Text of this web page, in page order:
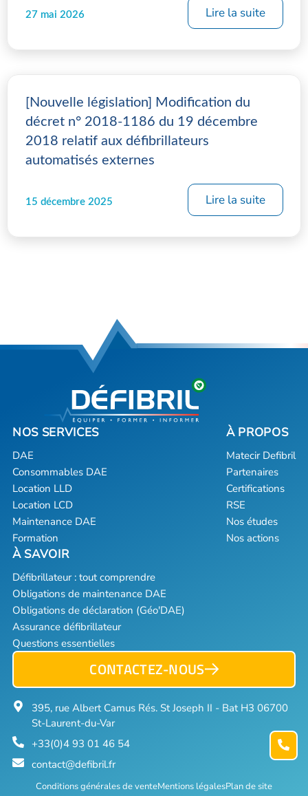
27 mai 2026 Lire la suite
[Nouvelle législation] Modification du
décret n° 2018-1186 du 19 décembre
2018 relatif aux défibrillateurs
automatisés externes
15 décembre 2025 Lire la suite
DAE
Consommables DAE
Location LLD
Location LCD
Maintenance DAE
Formation
Matecir Defibril
Partenaires
Certifications
RSE
Nos études
Nos actions
Défibrillateur : tout comprendre
Obligations de maintenance DAE
Obligations de déclaration (Géo'DAE)
Assurance défibrillateur
Questions essentielles
CONTACTEZ-NOUS
395, rue Albert Camus Rés. St Joseph II - Bat H3 06700
St-Laurent-du-Var
+33(0)4 93 01 46 54
contact@defibril.fr
Conditions générales de venteMentions légalesPlan de site